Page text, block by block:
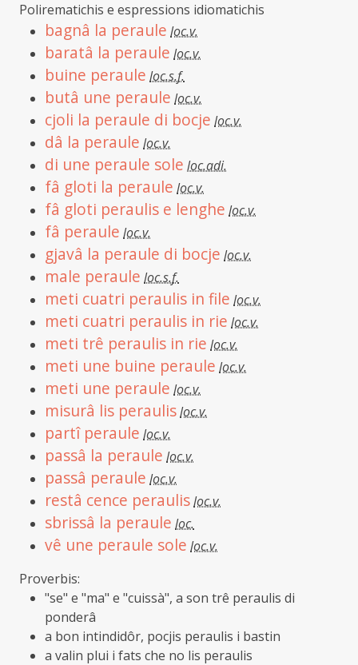
Polirematichis e espressions idiomatichis
bagnâ la peraule loc.v.
baratâ la peraule loc.v.
buine peraule loc.s.f.
butâ une peraule loc.v.
cjoli la peraule di bocje loc.v.
dâ la peraule loc.v.
di une peraule sole loc.adi.
fâ gloti la peraule loc.v.
fâ gloti peraulis e lenghe loc.v.
fâ peraule loc.v.
gjavâ la peraule di bocje loc.v.
male peraule loc.s.f.
meti cuatri peraulis in file loc.v.
meti cuatri peraulis in rie loc.v.
meti trê peraulis in rie loc.v.
meti une buine peraule loc.v.
meti une peraule loc.v.
misurâ lis peraulisloc.v.
partî peraule loc.v.
passâ la peraule loc.v.
passâ peraule loc.v.
restâ cence peraulisloc.v.
sbrissâ la peraule loc.
vê une peraule sole loc.v.
Proverbis:
"se" e "ma" e "cuissà", a son trê peraulis di
ponderâ
a bon intindidôr, pocjis peraulis i bastin
a valin plui i fats che no lis peraulis